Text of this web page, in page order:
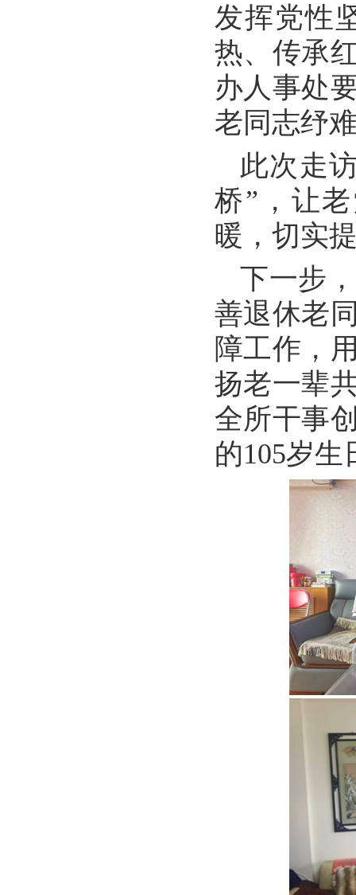
发挥党性
热、传承
办人事处
老同志纾
此次走
桥”，让
暖，切实
下一步
善退休老
障工作，
扬老一辈
全所干事
的105岁生